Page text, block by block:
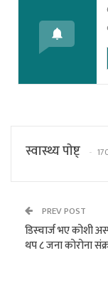
स्वास्थ्य पाेष्ट्
PREV POST
डिस्चार्ज भए कोशी
थप ८ जना कोरोना